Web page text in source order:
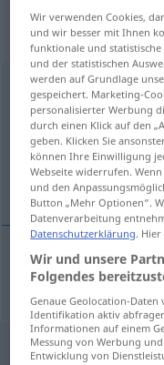
männlich
Notenständerm
Übersicht aller
(Für mehr Details die
notställ
notställn
Wir verwenden Cookies,
und wir besser mit Ihnen
funktionale und
und der statistischen
werden auf Grundlage
gespeichert. Marketing-
personalisierter Werbung
durch einen Klick auf den
geben. Klicken Sie
können Ihre Einwilligung
Webseite widerrufen.
und den
Button „Mehr Optionen“.
Datenverarbeitung
Datenschutzerklärung.
Wir und unsere
Folgendes
Genaue Geolocation-
Identifikation aktiv
Informationen auf einem
Messung von Werbung
Entwicklung von